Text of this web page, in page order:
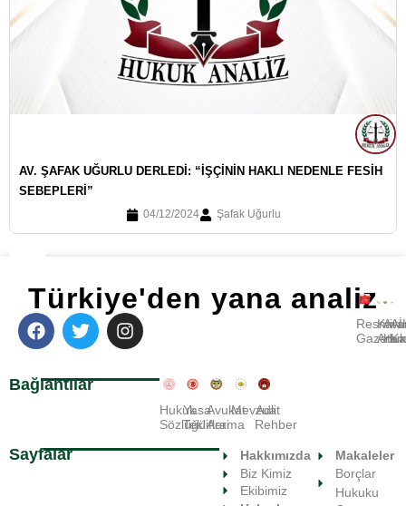
AV. ŞAFAK UĞURLU DERLEDI: “İŞÇININ HAKLI NEDENLE FESIH
SEBEPLERI”
04/12/2024 Şafak Uğurlu
Türkiye'den yana analiz
Bağlantılar
Hukuk
Sözlüğü
Yasa
Teklifleri
Avukat
Arama
Mevzuat
Adli
Rehber
Resmi
Gazete
Sayfalar
Hakkımızda
Biz Kimiz
Ekibimiz
Makaleler
Borçlar
Hukuku